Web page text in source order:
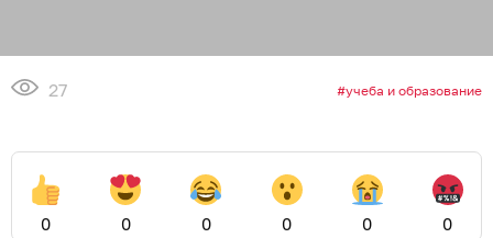
27 учеба и образование
0 0 0 0 0 0